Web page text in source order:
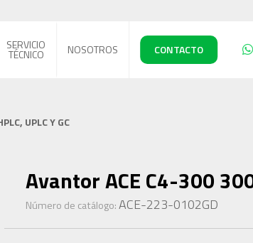
SERVICIO
TÉCNICO NOSOTROS CONTACTO
UPLC Y GC
Avantor ACE C4-300
Número de catálogo:ACE-223-0102GD